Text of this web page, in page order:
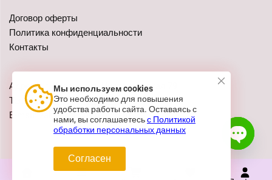
Договор оферты
Политика конфиденциальности
Контакты
Адреса: г. Казань, ул. Чистопольская 79
Телефон:+7 (962) 555-41-02
E-mail:zakaz@festivalshop.ru
Open
Мы используем cookies
Это необходимо для повышения
удобства работы сайта. Оставаясь с
нами, вы соглашаетесьс Политикой
обработки персональных данных
Согласен